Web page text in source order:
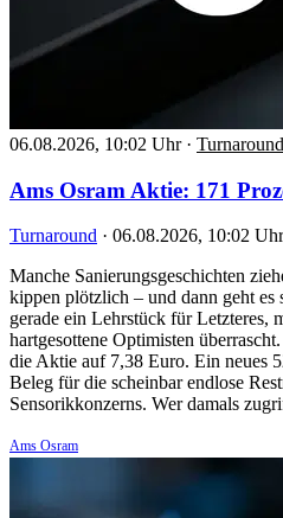
06.08.2026, 10:02 Uhr · Turnaround
Ams Osram Aktie: 171
Turnaround · 06.08.2026, 10:02 Uhr
Manche Sanierungsgeschichten
kippen plötzlich – und dann geht es
gerade ein Lehrstück für Letzteres,
hartgesottene Optimisten
die Aktie auf 7,38 Euro. Ein neues
Beleg für die scheinbar endlose
Sensorikkonzerns. Wer damals
Ams Osram